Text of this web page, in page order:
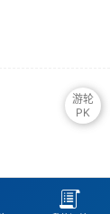

游轮
PK